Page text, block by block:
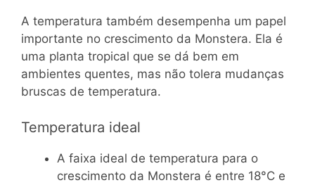
A temperatura também desempenha um papel
importante no crescimento da Monstera. Ela é
uma planta tropical que se dá bem em
ambientes quentes, mas não tolera mudanças
bruscas de temperatura.
Temperatura ideal
A faixa ideal de temperatura para o
crescimento da Monstera é entre 18°C e